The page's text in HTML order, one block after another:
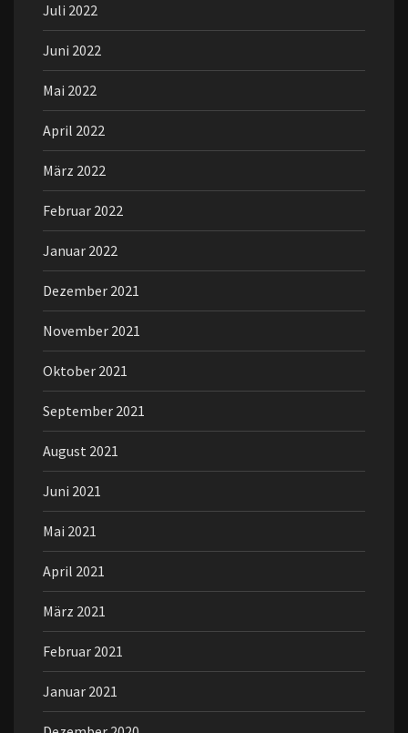
Juli 2022
Juni 2022
Mai 2022
April 2022
März 2022
Februar 2022
Januar 2022
Dezember 2021
November 2021
Oktober 2021
September 2021
August 2021
Juni 2021
Mai 2021
April 2021
März 2021
Februar 2021
Januar 2021